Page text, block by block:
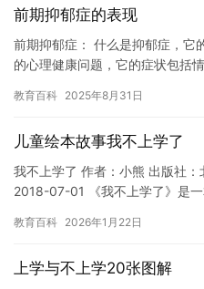
前期抑郁症的表现
前期抑郁症： 什么是抑郁症，它
的心理健康问题，它的症状包括
教育百科 2025年8月31日
儿童绘本故事我不上学了
我不上学了 作者：小熊 出版社：
2018-07-01 《我不上学了》是
教育百科 2026年1月22日
上学与不上学20张图解